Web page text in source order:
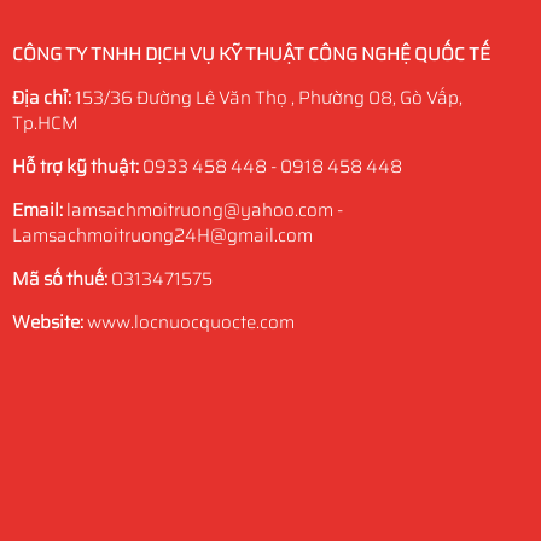
CÔNG TY TNHH DỊCH VỤ KỸ THUẬT CÔNG NGHỆ QUỐC TẾ
Địa chỉ:153/36 Đường Lê Văn Thọ , Phường 08, Gò Vấp,
Tp.HCM
Hỗ trợ kỹ thuật:0933 458 448 - 0918 458 448
Email:lamsachmoitruong@yahoo.com -
Lamsachmoitruong24H@gmail.com
Mã số thuế:0313471575
Website:www.locnuocquocte.com